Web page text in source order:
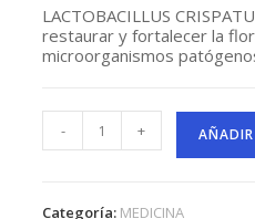
$27.17.
LACTOBACILLUS
restaurar y fortalecer la
microorganismos
GINOBRAX
CAPS
X10
- +
Categoría: MEDICINA